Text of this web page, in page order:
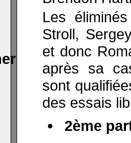
Les
Stroll,
et donc
après sa
sont
des essais
2ème